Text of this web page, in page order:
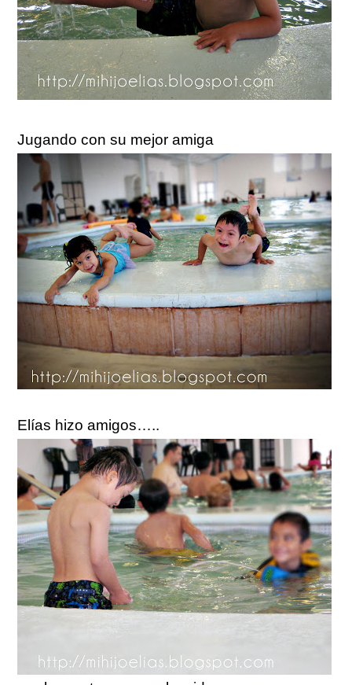
Jugando con su mejor amiga
Elías hizo amigos…..